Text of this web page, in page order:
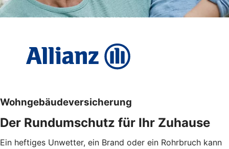
Wohngebäudeversicherung
Der Rundumschutz für Ihr Zuhause
Ein heftiges Unwetter, ein Brand oder ein Rohrbruch kann